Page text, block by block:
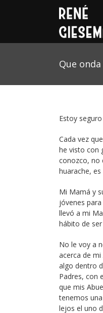
Que
Estoy
Cada vez
he visto con
conozco, no
huarache,
Mi Mamá y
jóvenes
llevó a mi
hábito de
No le voy a
acerca de
algo dentro
Padres, con
que mis
tenemos
lejos el uno